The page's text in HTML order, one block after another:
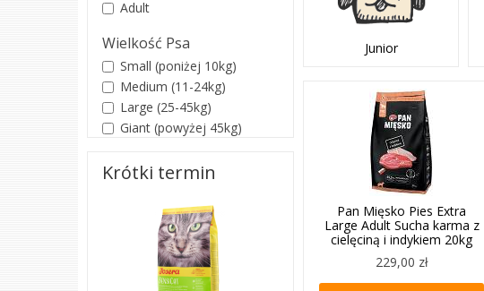
Junior
Pan Mięsko Pies Extra
Large Adult Sucha karma z
cielęciną i indykiem 20kg
229,00 zł
Adult
Wielkość Psa
Small (poniżej 10kg)
Medium (11-24kg)
Large (25-45kg)
Giant (powyżej 45kg)
Krótki termin